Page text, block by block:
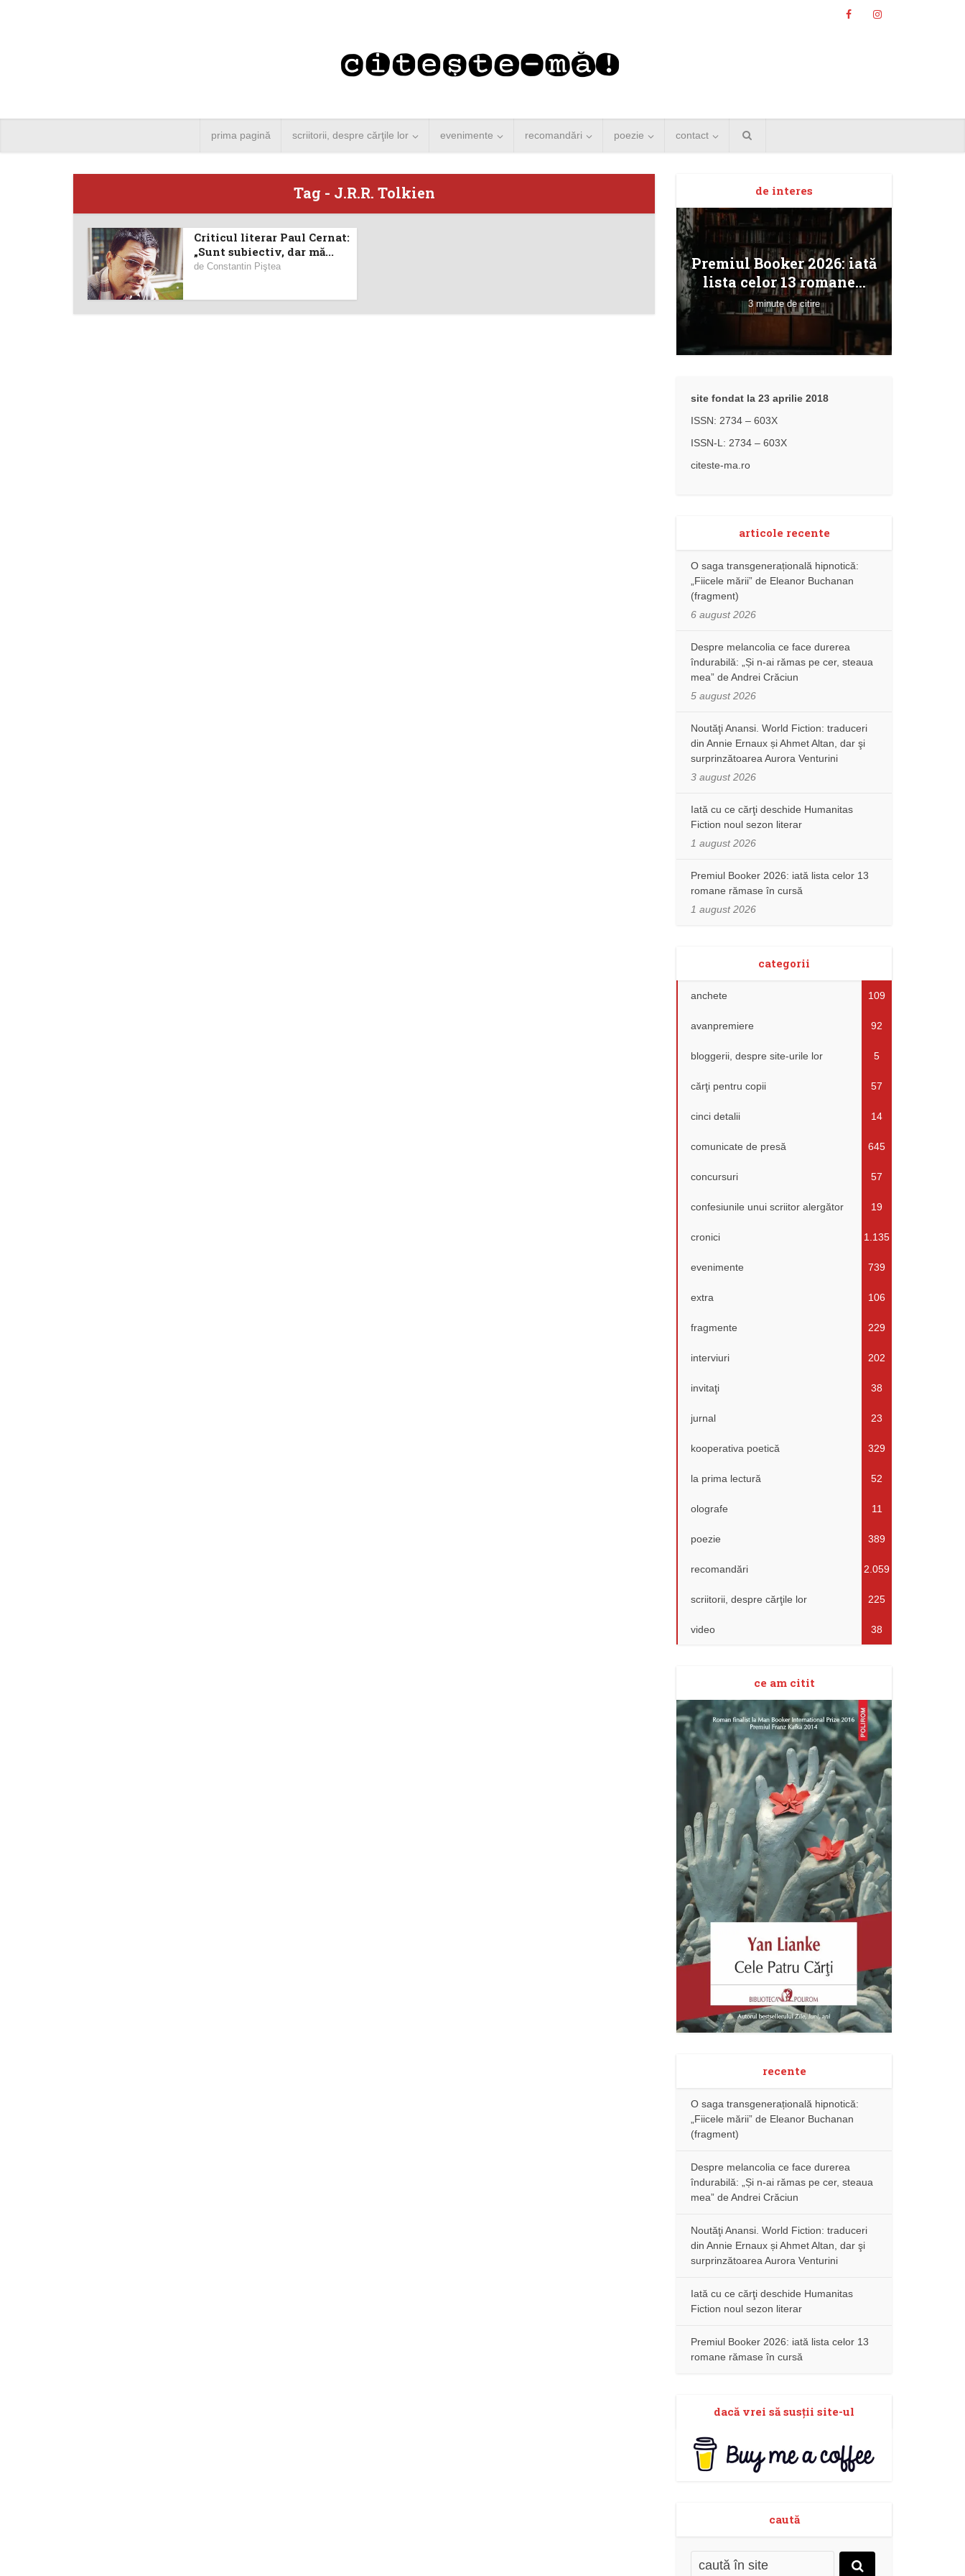
prima pagină scriitorii, despre cărţile lor evenimente recomandări poezie contact
Tag - J.R.R. Tolkien
Criticul literar Paul Cernat:
„Sunt subiectiv, dar mă...
de Constantin Piştea
de interes
Angela Merkel vine la
București. Lansare de
Premiul Booker 2026: iată
lista celor 13 romane...
3 minute de citire
site fondat la 23 aprilie 2018
ISSN: 2734 – 603X
ISSN-L: 2734 – 603X
citeste-ma.ro
articole recente
O saga transgenerațională hipnotică:
„Fiicele mării” de Eleanor Buchanan
(fragment)
6 august 2026
Despre melancolia ce face durerea
îndurabilă: „Și n-ai rămas pe cer, steaua
mea” de Andrei Crăciun
5 august 2026
Noutăţi Anansi. World Fiction: traduceri
din Annie Ernaux și Ahmet Altan, dar şi
surprinzătoarea Aurora Venturini
3 august 2026
Iată cu ce cărţi deschide Humanitas
Fiction noul sezon literar
1 august 2026
Premiul Booker 2026: iată lista celor 13
romane rămase în cursă
1 august 2026
categorii
anchete 109
avanpremiere 92
bloggerii, despre site-urile lor 5
cărţi pentru copii 57
cinci detalii 14
comunicate de presă 645
concursuri 57
confesiunile unui scriitor alergător 19
cronici 1.135
evenimente 739
extra 106
fragmente 229
interviuri 202
invitaţi 38
jurnal 23
kooperativa poetică 329
la prima lectură 52
olografe 11
poezie 389
recomandări 2.059
scriitorii, despre cărţile lor 225
video 38
ce am citit
recente
O saga transgenerațională hipnotică:
„Fiicele mării” de Eleanor Buchanan
(fragment)
Despre melancolia ce face durerea
îndurabilă: „Și n-ai rămas pe cer, steaua
mea” de Andrei Crăciun
Noutăţi Anansi. World Fiction: traduceri
din Annie Ernaux și Ahmet Altan, dar şi
surprinzătoarea Aurora Venturini
Iată cu ce cărţi deschide Humanitas
Fiction noul sezon literar
Premiul Booker 2026: iată lista celor 13
romane rămase în cursă
dacă vrei să susţii site-ul
caută